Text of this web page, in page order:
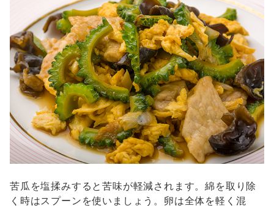
苦瓜を塩揉みすると苦味が軽減されます。綿を取り除
く時はスプーンを使いましょう。卵は全体を軽く混